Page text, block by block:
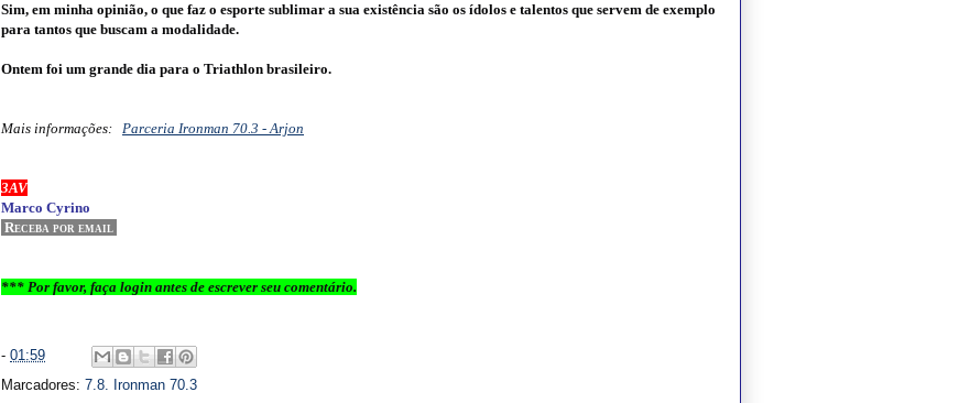
Sim, em minha opinião, o que faz o esporte sublimar a sua existência são os ídolos e talentos que servem de exemplo
para tantos que buscam a modalidade.
Ontem foi um grande dia para o Triathlon brasileiro.
Mais informações: Parceria Ironman 70.3 - Arjon
3AV
Marco Cyrino
Receba por email
*** Por favor, faça login antes de escrever seu comentário.
- 01:59
Marcadores: 7.8. Ironman 70.3